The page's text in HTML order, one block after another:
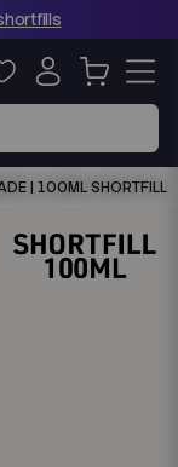
| 100ML SHORTFILL